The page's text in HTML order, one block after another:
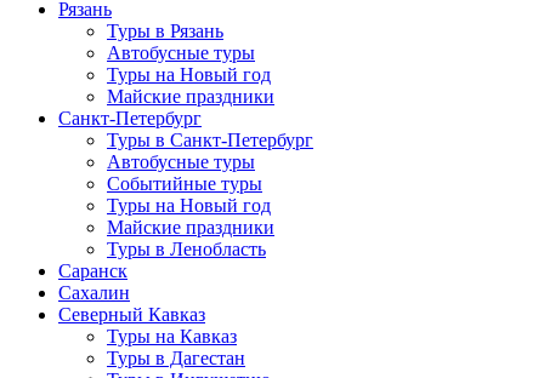
Рязань
Туры в Рязань
Автобусные туры
Туры на Новый год
Майские праздники
Санкт-Петербург
Туры в Санкт-Петербург
Автобусные туры
Событийные туры
Туры на Новый год
Майские праздники
Туры в Ленобласть
Саранск
Сахалин
Северный Кавказ
Туры на Кавказ
Туры в Дагестан